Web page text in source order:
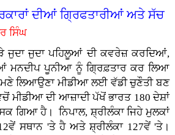
ਦੀਆਂ ਗ੍ਰਿਫਤਾਰੀਆਂ ਅਤੇ ਸੱਚ
ਸਿੰਘ
ਜੁਦਾ ਜੁਦਾ ਪਹਿਲੂਆਂ ਦੀ ਕਵਰੇਜ਼ ਕਰਦਿਆਂ,
ਮਨਦੀਪ ਪੂਨੀਆ ਨੂੰ ਗ੍ਰਿਫ਼ਤਾਰ ਕਰ ਲਿਆ
ਲਿਆਉਣਾ ਮੀਡੀਆ ਲਈ ਵੱਡੀ ਚੁਣੌਤੀ ਬਣ
ਮੀਡੀਆ ਦੀ ਆਜ਼ਾਦੀ ਪੱਖੋਂ ਭਾਰਤ 180 ਦੇਸ਼ਾਂ
ਗਿਆ ਹੈ। ਨਿਪਾਲ, ਸ਼੍ਰੀਲੰਕਾ ਜਿਹੇ ਮੁਲਕਾਂ
ਸਥਾਨ 'ਤੇ ਹੈ ਅਤੇ ਸ਼੍ਰੀਲੰਕਾ 127ਵੇਂ 'ਤੇ।